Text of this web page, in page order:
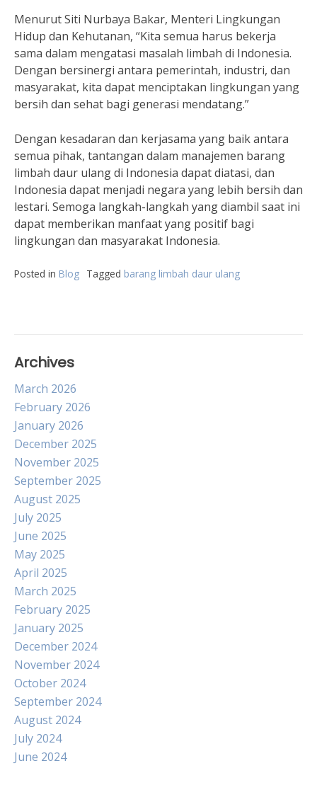
Menurut Siti Nurbaya Bakar, Menteri Lingkungan
Hidup dan Kehutanan, “Kita semua harus bekerja
sama dalam mengatasi masalah limbah di Indonesia.
Dengan bersinergi antara pemerintah, industri, dan
masyarakat, kita dapat menciptakan lingkungan yang
bersih dan sehat bagi generasi mendatang.”
Dengan kesadaran dan kerjasama yang baik antara
semua pihak, tantangan dalam manajemen barang
limbah daur ulang di Indonesia dapat diatasi, dan
Indonesia dapat menjadi negara yang lebih bersih dan
lestari. Semoga langkah-langkah yang diambil saat ini
dapat memberikan manfaat yang positif bagi
lingkungan dan masyarakat Indonesia.
Posted in Blog Tagged barang limbah daur ulang
Archives
March 2026
February 2026
January 2026
December 2025
November 2025
September 2025
August 2025
July 2025
June 2025
May 2025
April 2025
March 2025
February 2025
January 2025
December 2024
November 2024
October 2024
September 2024
August 2024
July 2024
June 2024